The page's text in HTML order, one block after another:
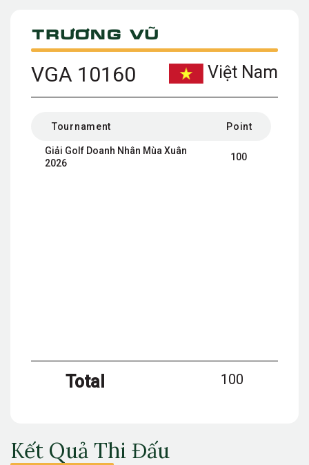
Trương Vũ
VGA 10160 Việt Nam
Tournament Point
Giải Golf Doanh Nhân Mùa Xuân
2026
100
Total 100
Kết Quả Thi Đấu